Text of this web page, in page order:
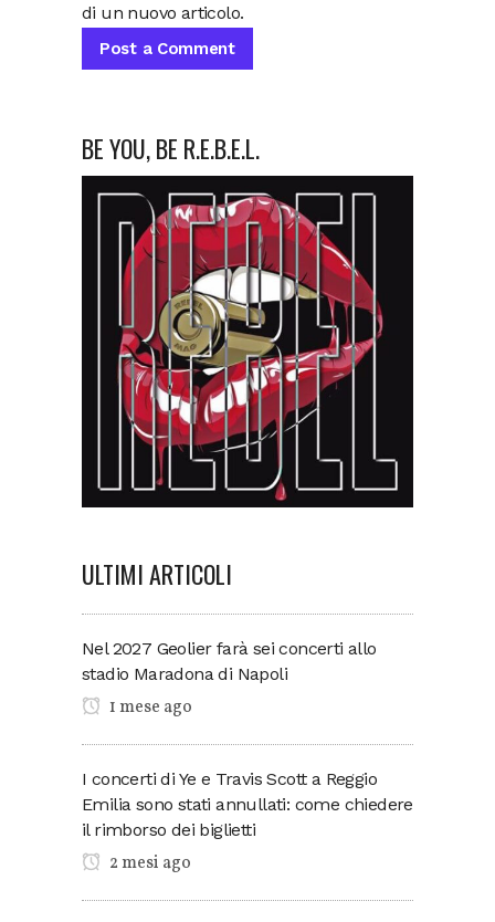
di un nuovo articolo.
BE YOU, BE R.E.B.E.L.
ULTIMI ARTICOLI
Nel 2027 Geolier farà sei concerti allo
stadio Maradona di Napoli
1 mese ago
I concerti di Ye e Travis Scott a Reggio
Emilia sono stati annullati: come chiedere
il rimborso dei biglietti
2 mesi ago